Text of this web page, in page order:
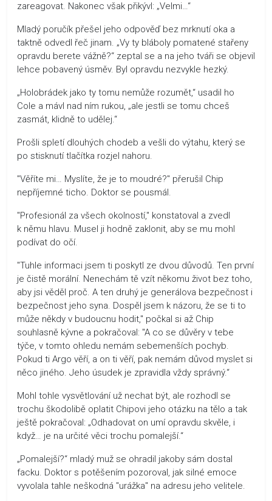
zareagovat. Nakonec však přikývl: „Velmi…“
Mladý poručík přešel jeho odpověď bez mrknutí oka a
taktně odvedl řeč jinam. „Vy ty bláboly pomatené stařeny
opravdu berete vážně?“ zeptal se a na jeho tváři se objevil
lehce pobavený úsměv. Byl opravdu nezvykle hezký.
„Holobrádek jako ty tomu nemůže rozumět,“ usadil ho
Cole a mávl nad ním rukou, „ale jestli se tomu chceš
zasmát, klidně to udělej.“
Prošli spletí dlouhých chodeb a vešli do výtahu, který se
po stisknutí tlačítka rozjel nahoru.
"Věříte mi… Myslíte, že je to moudré?" přerušil Chip
nepříjemné ticho. Doktor se pousmál.
"Profesionál za všech okolností," konstatoval a zvedl
k němu hlavu. Musel ji hodně zaklonit, aby se mu mohl
podívat do očí.
"Tuhle informaci jsem ti poskytl ze dvou důvodů. Ten první
je čistě morální. Nenechám tě vzít někomu život bez toho,
aby jsi věděl proč. A ten druhý je generálova bezpečnost i
bezpečnost jeho syna. Dospěl jsem k názoru, že se ti to
může někdy v budoucnu hodit," počkal si až Chip
souhlasně kývne a pokračoval: "A co se důvěry v tebe
týče, v tomto ohledu nemám sebemenších pochyb.
Pokud ti Argo věří, a on ti věří, pak nemám důvod myslet si
něco jiného. Jeho úsudek je zpravidla vždy správný.“
Mohl tohle vysvětlování už nechat být, ale rozhodl se
trochu škodolibě oplatit Chipovi jeho otázku na tělo a tak
ještě pokračoval: „Odhadovat on umí opravdu skvěle, i
když… je na určité věci trochu pomalejší.“
„Pomalejší?“ mladý muž se ohradil jakoby sám dostal
facku. Doktor s potěšením pozoroval, jak silné emoce
vyvolala tahle neškodná "urážka" na adresu jeho velitele.